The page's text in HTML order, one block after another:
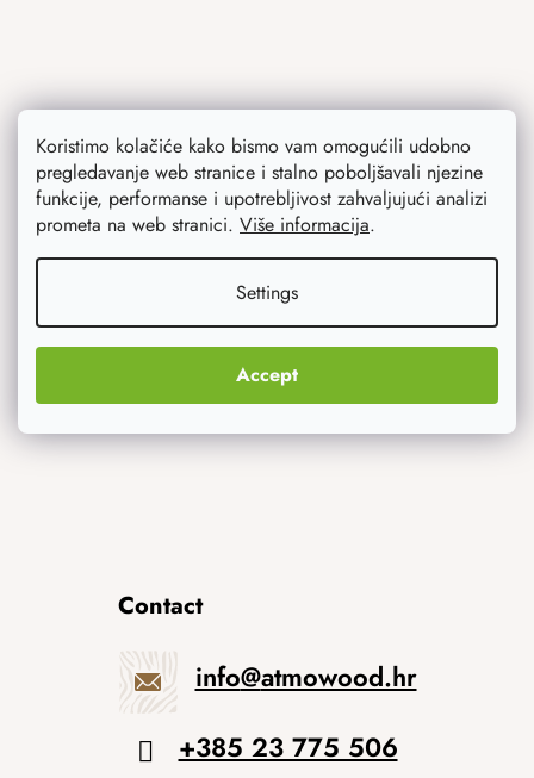
Koristimo kolačiće kako bismo vam omogućili udobno
pregledavanje web stranice i stalno poboljšavali njezine
funkcije, performanse i upotrebljivost zahvaljujući analizi
prometa na web stranici. Više informacija.
Settings
Accept
Ono što vas najviše zanima
Contact
info@atmowood.hr
+385 23 775 506